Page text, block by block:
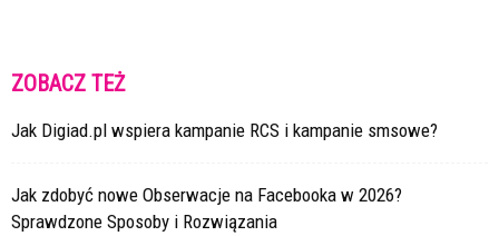
ZOBACZ TEŻ
Jak Digiad.pl wspiera kampanie RCS i kampanie smsowe?
Jak zdobyć nowe Obserwacje na Facebooka w 2026?
Sprawdzone Sposoby i Rozwiązania